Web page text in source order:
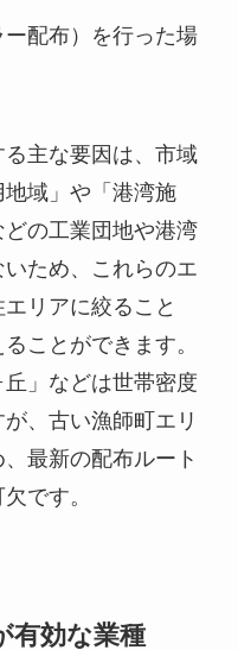
配布）を行った場
主な要因は、市域
域」や「港湾施
の工業団地や港湾
ため、これらのエ
リアに絞ること
ことができます。
」などは世帯密度
、古い漁師町エリ
最新の配布ルート
です。
有効な業種